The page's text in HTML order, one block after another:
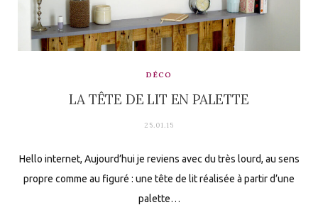
DÉCO
LA TÊTE DE LIT EN PALETTE
25.01.15
Hello internet, Aujourd’hui je reviens avec du très lourd, au sens
propre comme au figuré : une tête de lit réalisée à partir d’une
palette…